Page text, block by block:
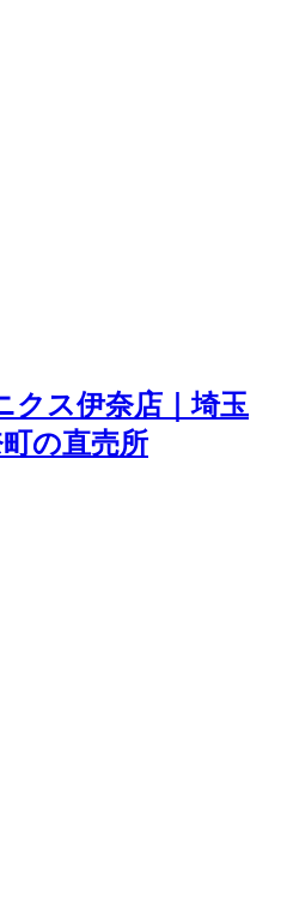
クス伊奈店｜埼玉
の直売所